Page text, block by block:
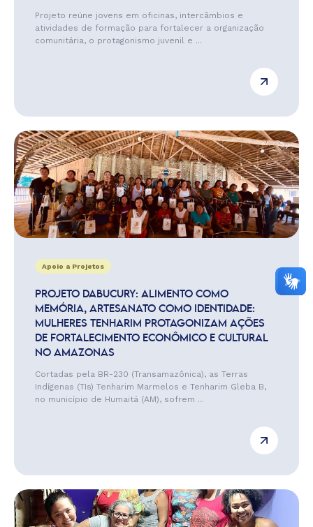
Projeto reúne jovens em oficinas, intercâmbios e
atividades de formação para fortalecer a organização
comunitária, o protagonismo juvenil e ...
Apoio a Projetos
PROJETO DABUCURY: ALIMENTO COMO
MEMÓRIA, ARTESANATO COMO IDENTIDADE:
MULHERES TENHARIM PROTAGONIZAM AÇÕES
DE FORTALECIMENTO ECONÔMICO E CULTURAL
NO AMAZONAS
Cortadas pela BR-230 (Transamazônica), as Terras
Indígenas (TIs) Tenharim Marmelos e Tenharim Gleba B,
no município de Humaitá (AM), sofrem ...